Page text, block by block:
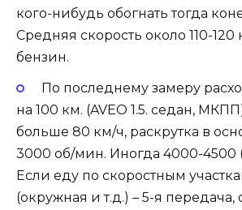
кого-нибудь обогнать тогда
Средняя скорость около 110-
бензин.
По последнему замеру
на 100 км. (AVEO 1.5. седан,
больше 80 км/ч, раскрутка в
3000 об/мин. Иногда 4000-4500
Если еду по скоростным
(окружная и т.д.) – 5-я передача,